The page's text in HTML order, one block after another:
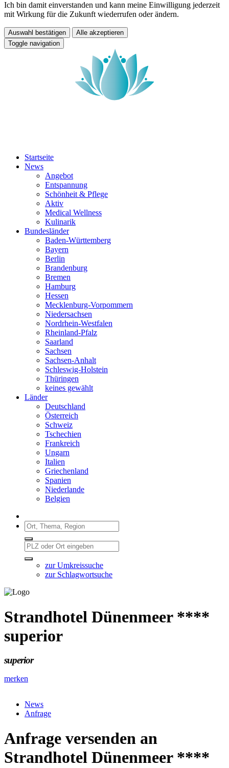
Ich bin damit einverstanden und kann meine Einwilligung jederzeit
mit Wirkung für die Zukunft wiederrufen oder ändern.
Auswahl bestätigen
Alle akzeptieren
Toggle navigation
Startseite
News
Angebot
Entspannung
Schönheit & Pflege
Aktiv
Medical Wellness
Kulinarik
Bundesländer
Baden-Württemberg
Bayern
Berlin
Brandenburg
Bremen
Hamburg
Hessen
Mecklenburg-Vorpommern
Niedersachsen
Nordrhein-Westfalen
Rheinland-Pfalz
Saarland
Sachsen
Sachsen-Anhalt
Schleswig-Holstein
Thüringen
keines gewählt
Länder
Deutschland
Österreich
Schweiz
Tschechien
Frankreich
Ungarn
Italien
Griechenland
Spanien
Niederlande
Belgien
zur Umkreissuche
zur Schlagwortsuche
Strandhotel Dünenmeer ****
superior
superior
merken
News
Anfrage
Anfrage versenden an
Strandhotel Dünenmeer ****